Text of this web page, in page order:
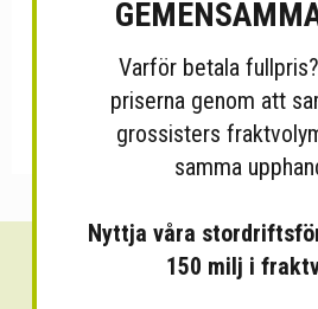
Sänk dina
Varför betala
priserna genom att
grossisters
samma
Nyttja våra
150 milj i